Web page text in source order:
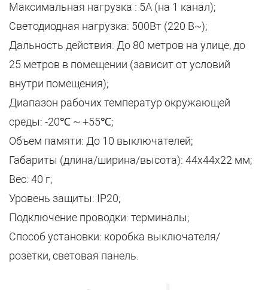
Максимальная нагрузка : 5A (на 1 канал);
Светодиодная нагрузка: 500Вт (220 В~);
Дальность действия: До 80 метров на улице, до
25 метров в помещении (зависит от условий
внутри помещения);
Диапазон рабочих температур окружающей
среды: -20℃ ~ +55℃;
Объем памяти: До 10 выключателей;
Габариты (длина/ширина/высота): 44х44х22 мм;
Вес: 40 г;
Уровень защиты: IP20;
Подключение проводки: терминалы;
Способ установки: коробка выключателя/
розетки, световая панель.